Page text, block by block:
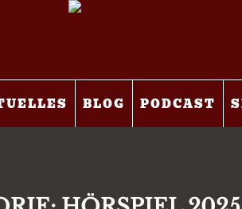
BLOG PODCAST